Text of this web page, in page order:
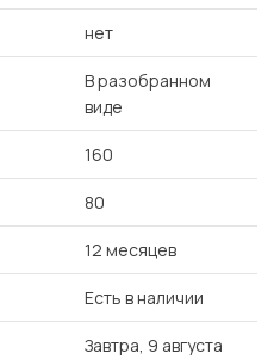
нет
В разобранном
виде
160
80
12 месяцев
Есть в наличии
Завтра, 9 августа